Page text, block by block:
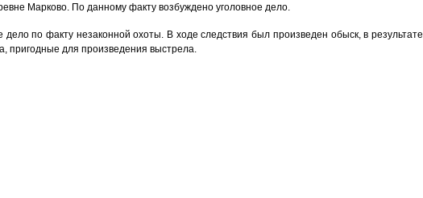
Марково. По данному факту возбуждено уголовное дело.
по факту незаконной охоты. В ходе следствия был произведен обыск, в результате
пригодные для произведения выстрела.